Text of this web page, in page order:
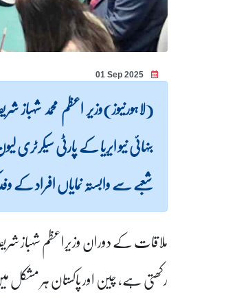
01 Sep 2025
(لاہورنیوز)وزیر اعظم محمد
بنہائی نیو ایریا کے پارٹی
شعبے سے وابستہ نمایاں افراد کے
ملاقات کے دوران وزیراعظم شہباز
رکھتی ہے، چین اور پاکستان ہر